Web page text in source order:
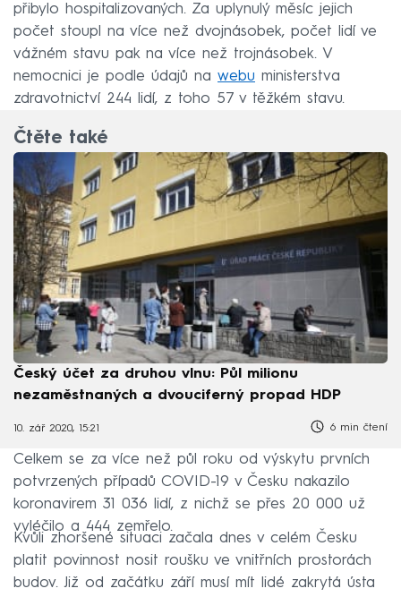
přibylo hospitalizovaných. Za uplynulý měsíc jejich
počet stoupl na více než dvojnásobek, počet lidí ve
vážném stavu pak na více než trojnásobek. V
nemocnici je podle údajů na webu ministerstva
zdravotnictví 244 lidí, z toho 57 v těžkém stavu.
Čtěte také
Český účet za druhou vlnu: Půl milionu
nezaměstnaných a dvouciferný propad HDP
10. zář 2020, 15:21 6 min čtení
Celkem se za více než půl roku od výskytu prvních
potvrzených případů COVID-19 v Česku nakazilo
koronavirem 31 036 lidí, z nichž se přes 20 000 už
vyléčilo a 444 zemřelo.
Kvůli zhoršené situaci začala dnes v celém Česku
platit povinnost nosit roušku ve vnitřních prostorách
budov. Již od začátku září musí mít lidé zakrytá ústa